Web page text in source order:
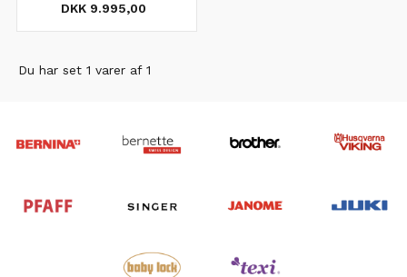
DKK 9.995,00
Du har set 1 varer af 1